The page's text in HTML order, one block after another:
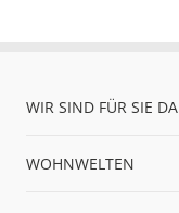
WIR SIND FÜR SIE DA
WOHNWELTEN